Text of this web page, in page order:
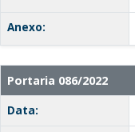
Anexo:
Portaria 086/2022
Data: